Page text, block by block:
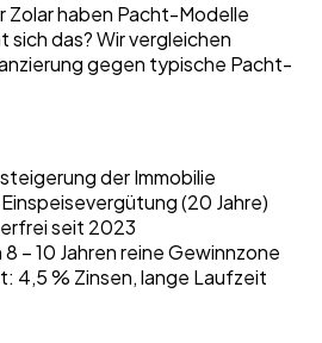
Zolar haben Pacht-Modelle
das? Wir vergleichen
gegen typische Pacht-
der Immobilie
(20 Jahre)
seit 2023
– 10 Jahren reine Gewinnzone
4,5 % Zinsen, lange Laufzeit